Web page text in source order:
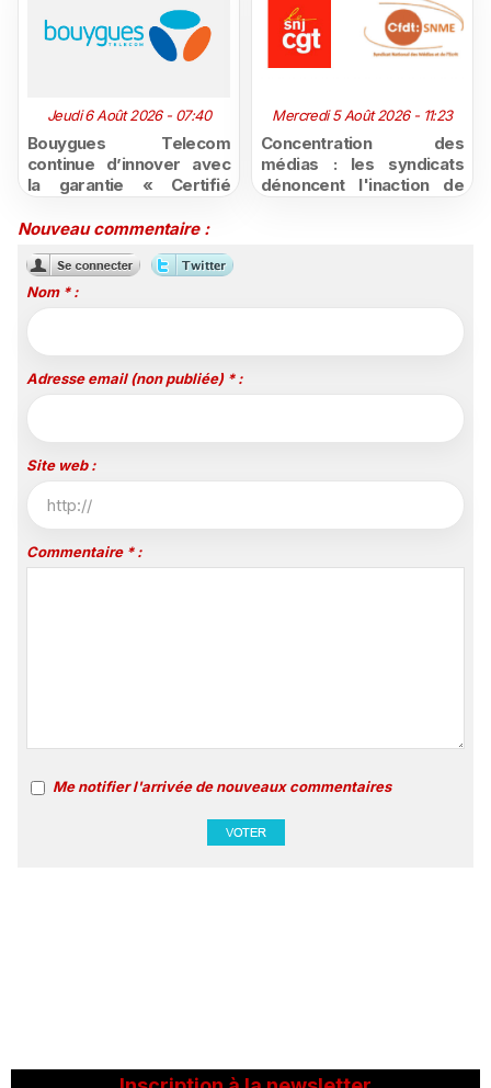
Jeudi 6 Août 2026 - 07:40
Bouygues Telecom
continue d’innover avec
la garantie « Certifié
»
Mercredi 5 Août 2026 - 11:23
Concentration des
médias : les syndicats
dénoncent l'inaction de
Nouveau commentaire :
Nom * :
Adresse email (non publiée) * :
Site web :
Commentaire * :
Me notifier l'arrivée de nouveaux commentaires